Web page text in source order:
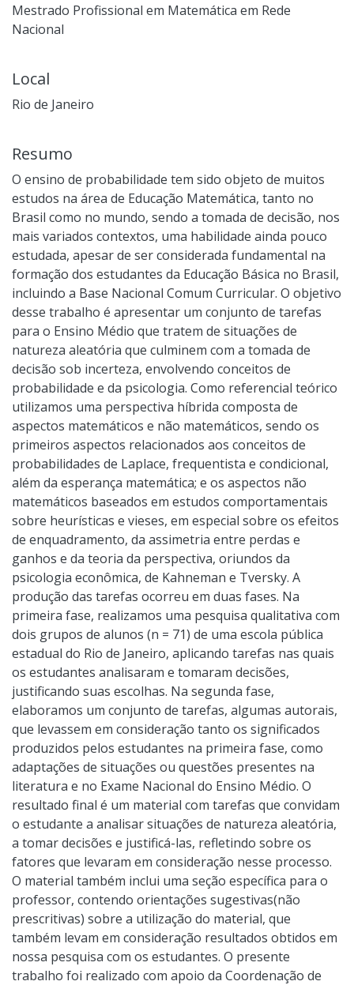
Mestrado Profissional em Matemática em Rede
Nacional
Local
Rio de Janeiro
Resumo
O ensino de probabilidade tem sido objeto de muitos
estudos na área de Educação Matemática, tanto no
Brasil como no mundo, sendo a tomada de decisão, nos
mais variados contextos, uma habilidade ainda pouco
estudada, apesar de ser considerada fundamental na
formação dos estudantes da Educação Básica no Brasil,
incluindo a Base Nacional Comum Curricular. O objetivo
desse trabalho é apresentar um conjunto de tarefas
para o Ensino Médio que tratem de situações de
natureza aleatória que culminem com a tomada de
decisão sob incerteza, envolvendo conceitos de
probabilidade e da psicologia. Como referencial teórico
utilizamos uma perspectiva híbrida composta de
aspectos matemáticos e não matemáticos, sendo os
primeiros aspectos relacionados aos conceitos de
probabilidades de Laplace, frequentista e condicional,
além da esperança matemática; e os aspectos não
matemáticos baseados em estudos comportamentais
sobre heurísticas e vieses, em especial sobre os efeitos
de enquadramento, da assimetria entre perdas e
ganhos e da teoria da perspectiva, oriundos da
psicologia econômica, de Kahneman e Tversky. A
produção das tarefas ocorreu em duas fases. Na
primeira fase, realizamos uma pesquisa qualitativa com
dois grupos de alunos (n = 71) de uma escola pública
estadual do Rio de Janeiro, aplicando tarefas nas quais
os estudantes analisaram e tomaram decisões,
justificando suas escolhas. Na segunda fase,
elaboramos um conjunto de tarefas, algumas autorais,
que levassem em consideração tanto os significados
produzidos pelos estudantes na primeira fase, como
adaptações de situações ou questões presentes na
literatura e no Exame Nacional do Ensino Médio. O
resultado final é um material com tarefas que convidam
o estudante a analisar situações de natureza aleatória,
a tomar decisões e justificá-las, refletindo sobre os
fatores que levaram em consideração nesse processo.
O material também inclui uma seção específica para o
professor, contendo orientações sugestivas(não
prescritivas) sobre a utilização do material, que
também levam em consideração resultados obtidos em
nossa pesquisa com os estudantes. O presente
trabalho foi realizado com apoio da Coordenação de